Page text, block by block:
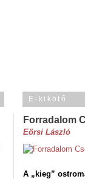
E-kikötő
Forradalom
Eörsi László
A „kieg”